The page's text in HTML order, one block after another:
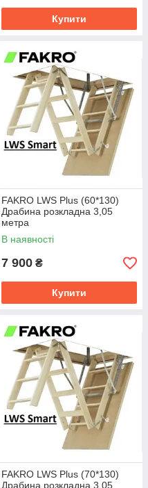
Купити
FAKRO LWS Plus (60*130)
Драбина розкладна 3,05
метра
В наявності
7 900 ₴
Купити
FAKRO LWS Plus (70*130)
Драбина розкладна 3,05